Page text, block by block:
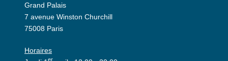
Grand Palais
7 avenue Winston Churchill
75008 Paris
Horaires
er